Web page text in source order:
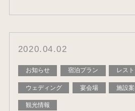
2020.04.02
お知らせ 宿泊プラン レス
ウェディング 宴会場 施設
観光情報